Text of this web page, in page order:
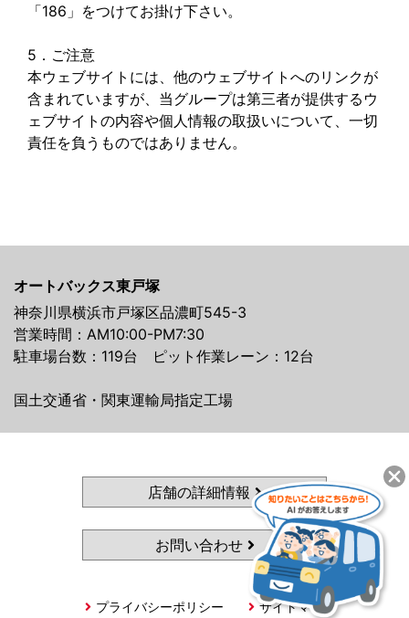
「186」をつけてお掛け下さい。
5．ご注意
本ウェブサイトには、他のウェブサイトへのリンクが
含まれていますが、当グループは第三者が提供するウ
ェブサイトの内容や個人情報の取扱いについて、一切
責任を負うものではありません。
オートバックス東戸塚
神奈川県横浜市戸塚区品濃町545-3
営業時間：AM10:00-PM7:30
駐車場台数：119台 ピット作業レーン：12台
国土交通省・関東運輸局指定工場
店舗の詳細情報
お問い合わせ
プライバシーポリシー サイトマップ